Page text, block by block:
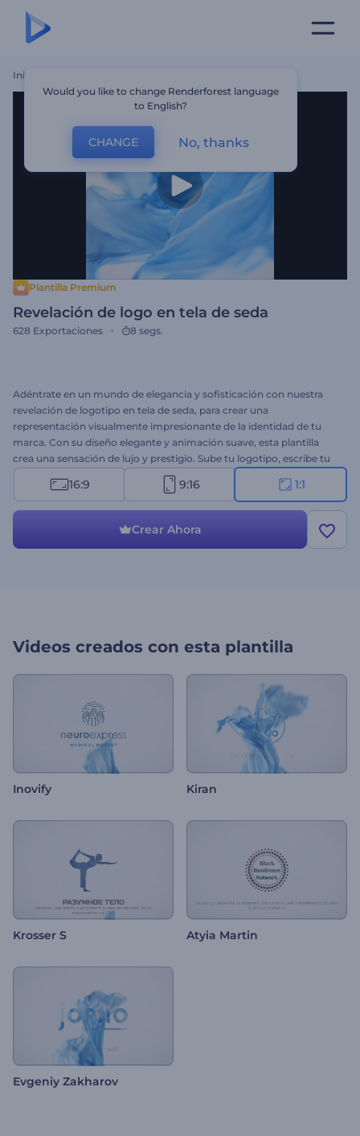
Inicio
Plantilla Premium
Revelación de logo en tela de seda
628 Exportaciones 8 segs.
Adéntrate en un mundo de elegancia y sofisticación con nuestra
revelación de logotipo en tela de seda, para crear una
representación visualmente impresionante de la identidad de tu
marca. Con su diseño elegante y animación suave, esta plantilla
crea una sensación de lujo y prestigio. Sube tu logotipo, escribe tu
eslogan y observa cómo tu logo se despliega con gracia a través de
la delicada tela de seda. Perfecto para introducciones u outros de tu
indumentaria personal y muchos otros proyectos más. ¡Pruébalo
16:9 9:16 1:1
Crear Ahora
Videos creados con esta plantilla
Inovify Kiran
Krosser S Atyia Martin
Evgeniy Zakharov
Would you like to change Renderforest language
to English?
CHANGE No, thanks